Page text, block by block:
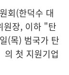
회(한덕수 대
원장, 이하 "탄
(목) 범국가 탄
의 첫 지원기업